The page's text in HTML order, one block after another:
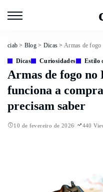
ciab > Blog > Dicas > Armas de fogo no
Dicas Curiosidades Estilo
Armas de fogo no
funciona a
precisam saber
10 de fevereiro de 2026 440